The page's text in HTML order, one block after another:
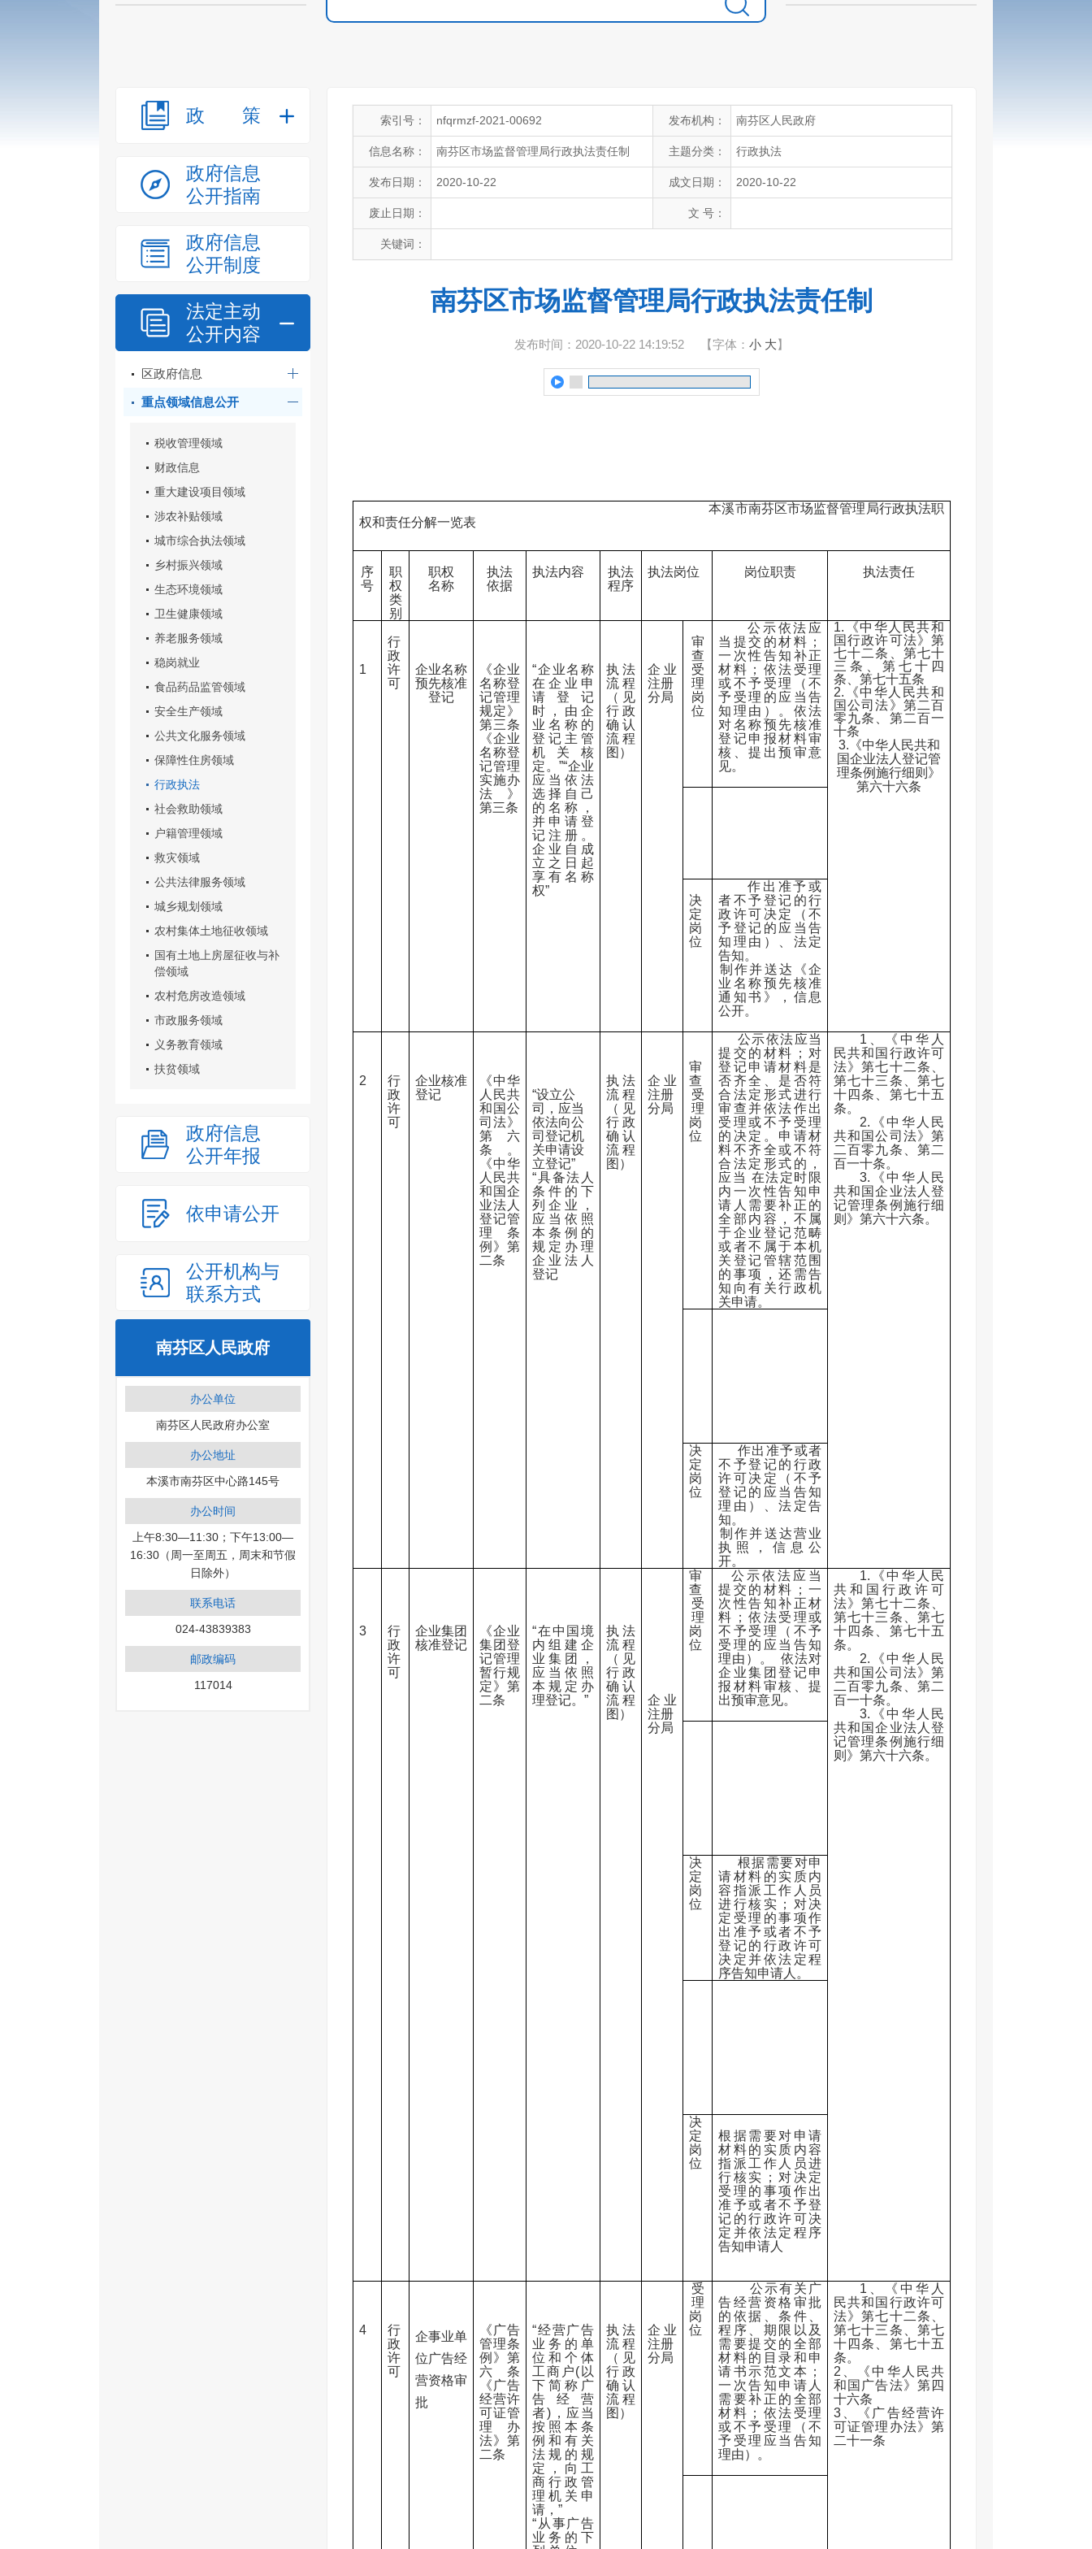
政策
政府信息
公开指南
政府信息
公开制度
法定主动
公开内容
区政府信息
重点领域信息公开
税收管理领域
财政信息
重大建设项目领域
涉农补贴领域
城市综合执法领域
乡村振兴领域
生态环境领域
卫生健康领域
养老服务领域
稳岗就业
食品药品监管领域
安全生产领域
公共文化服务领域
保障性住房领域
行政执法
社会救助领域
户籍管理领域
救灾领域
公共法律服务领域
城乡规划领域
农村集体土地征收领域
国有土地上房屋征收与补
偿领域
农村危房改造领域
市政服务领域
义务教育领域
扶贫领域
政府信息
公开年报
依申请公开
公开机构与
联系方式
南芬区人民政府
办公单位
南芬区人民政府办公室
办公地址
本溪市南芬区中心路145号
办公时间
上午8:30—11:30；下午13:00—
16:30（周一至周五，周末和节假
日除外）
联系电话
024-43839383
邮政编码
117014
索引号： nfqrmzf-2021-00692 发布机构： 南芬区人民政府
信息名称： 南芬区市场监督管理局行政执法责任制 主题分类： 行政执法
发布日期： 2020-10-22 成文日期： 2020-10-22
废止日期： 文 号：
关键词：
南芬区市场监督管理局行政执法责任制
发布时间：2020-10-22 14:19:52 【字体： 小 大】
本溪市南芬区市场监督管理局行政执法职
权和责任分解一览表
序
号
职
权
类
别
职权
名称
执法
依据
执法内容
执法
程序
执法岗位 岗位职责 执法责任
1
行
政
许
可
企业名称
预先核准
登记
《企业
名称登
记管理
规定》
第三条
《企业
名称登
记管理
实施办
法》
第三条
“企业名称
在企业申
请登记
时，由企
业名称的
登记主管
机关核
定。”“企业
应当依法
选择自己
的名称，
并申请登
记注册。
企业自成
立之日起
享有名称
权”
执法
流程
（见
行政
确认
流程
图）
企业
注册
分局
审
查
受
理
岗
位
公示依法应
当提交的材料；
一次性告知补正
材料；依法受理
或不予受理（不
予受理的应当告
知理由）。依法
对名称预先核准
登记申报材料审
核、提出预审意
见。
1.《中华人民共和
国行政许可法》第
七十二条、第七十
三条、第七十四
条、第七十五条
2.《中华人民共和
国公司法》第二百
零九条、第二百一
十条
3.《中华人民共和
国企业法人登记管
理条例施行细则》
第六十六条
决
定
岗
位
作出准予或
者不予登记的行
政许可决定（不
予登记的应当告
知理由）、法定
告知。
‎制作并送达《企
业名称预先核准
通知书》，信息
公开。
2
行
政
许
可
企业核准
登记
《中华
人民共
和国公
司法》
第六
条。
《中华
人民共
和国企
业法人
登记管
理条
例》第
二条
“设立公
司，应当
依法向公
司登记机
关申请设
立登记”
“具备法人
条件的下
列企业，
应当依照
本条例的
规定办理
企业法人
登记
执法
流程
（见
行政
确认
流程
图）
企业
注册
分局
审
查
受
理
岗
位
公示依法应当
提交的材料；对
登记申请材料是
否齐全、是否符
合法定形式进行
审查并依法作出
受理或不予受理
的决定。申请材
料不齐全或不符
合法定形式的，
应当 在法定时限
内一次性告知申
请人需要补正的
全部内容，不属
于企业登记范畴
或者不属于本机
关登记管辖范围
的事项，还需告
知向有关行政机
关申请。
1、《中华人
民共和国行政许可
法》第七十二条、
第七十三条、第七
十四条、第七十五
条。
2.《中华人民
共和国公司法》第
二百零九条、第二
百一十条。
3.《中华人民
共和国企业法人登
记管理条例施行细
则》第六十六条。
决
定
岗
位
作出准予或者
不予登记的行政
许可决定（不予
登记的应当告知
理由）、法定告
知。
‎制作并送达营业
执照，信息公
开。
3
行
政
许
可
企业集团
核准登记
《企业
集团登
记管理
暂行规
定》第
二条
“在中国境
内组建企
业集团，
应当依照
本规定办
理登记。”
执法
流程
（见
行政
确认
流程
图）
企业
注册
分局
审
查
受
理
岗
位
公示依法应当
提交的材料；一
次性告知补正材
料；依法受理或
不予受理（不予
受理的应当告知
理由）。 依法对
企业集团登记申
报材料审核、提
出预审意见。
1.《中华人民
共和国行政许可
法》第七十二条、
第七十三条、第七
十四条、第七十五
条。
2.《中华人民
共和国公司法》第
二百零九条、第二
百一十条。
3.《中华人民
共和国企业法人登
记管理条例施行细
则》第六十六条。
决
定
岗
位
根据需要对申
请材料的实质内
容指派工作人员
进行核实；对决
定受理的事项作
出准予或者不予
登记的行政许可
决定并依法定程
序告知申请人。
决
定
岗
位
根据需要对申请
材料的实质内容
指派工作人员进
行核实；对决定
受理的事项作出
准予或者不予登
记的行政许可决
定并依法定程序
告知申请人
4
行
政
许
可
企事业单
位广告经
营资格审
批
《广告
管理条
例》第
六条
《广告
经营许
可证管
理办
法》第
二条
“经营广告
业务的单
位和个体
工商户(以
下简称广
告经营
者)，应当
按照本条
例和有关
法规的规
定，向工
商行政管
理机关申
请，”
“从事广告
业务的下
执法
流程
（见
行政
确认
流程
图）
企业
注册
分局
受
理
岗
位
公示有关广
告经营资格审批
的依据、条件、
程序、期限以及
需要提交的全部
材料的目录和申
请书示范文本；
一次告知申请人
需要补正的全部
材料；依法受理
或不予受理（不
予受理应当告知
理由）。
1、《中华人
民共和国行政许可
法》第七十二条、
第七十三条、第七
十四条、第七十五
条。
2、《中华人民共
和国广告法》第四
十六条
3、《广告经营许
可证管理办法》第
二十一条